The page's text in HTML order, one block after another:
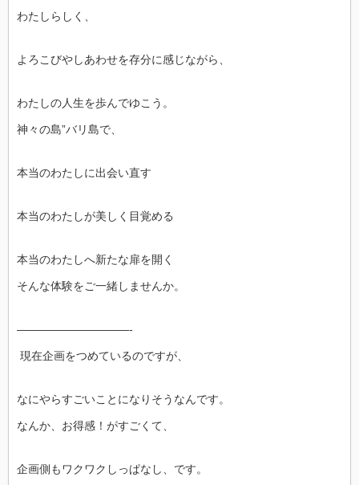
わたしらしく、
よろこびやしあわせを存分に感じながら、
わたしの人生を歩んでゆこう。
神々の島”バリ島で、
本当のわたしに出会い直す
本当のわたしが美しく目覚める
本当のわたしへ新たな扉を開く
そんな体験をご一緒しませんか。
——————————-
現在企画をつめているのですが、
なにやらすごいことになりそうなんです。
なんか、お得感！がすごくて、
企画側もワクワクしっぱなし、です。